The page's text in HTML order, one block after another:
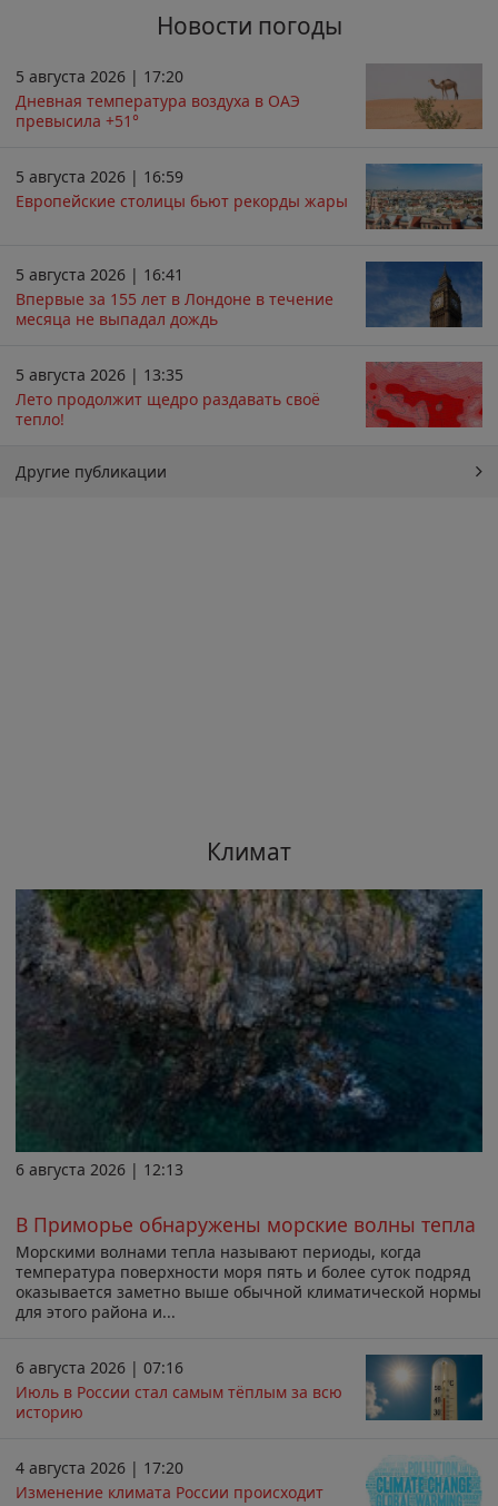
Новости погоды
5 августа 2026 | 17:20
Дневная температура воздуха в ОАЭ
превысила +51°
5 августа 2026 | 16:59
Европейские столицы бьют рекорды жары
5 августа 2026 | 16:41
Впервые за 155 лет в Лондоне в течение
месяца не выпадал дождь
5 августа 2026 | 13:35
Лето продолжит щедро раздавать своё
тепло!
Другие публикации
Климат
6 августа 2026 | 12:13
В Приморье обнаружены морские волны тепла
Морскими волнами тепла называют периоды, когда
температура поверхности моря пять и более суток подряд
оказывается заметно выше обычной климатической нормы
для этого района и...
6 августа 2026 | 07:16
Июль в России стал самым тёплым за всю
историю
4 августа 2026 | 17:20
Изменение климата России происходит